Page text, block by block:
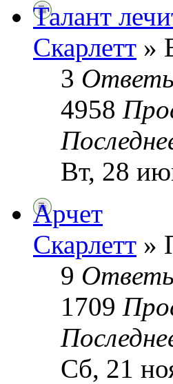
Талант
Скарлетт »
3
4958
Вт, 28
Арчет
Скарлетт »
9
1709
Сб, 21